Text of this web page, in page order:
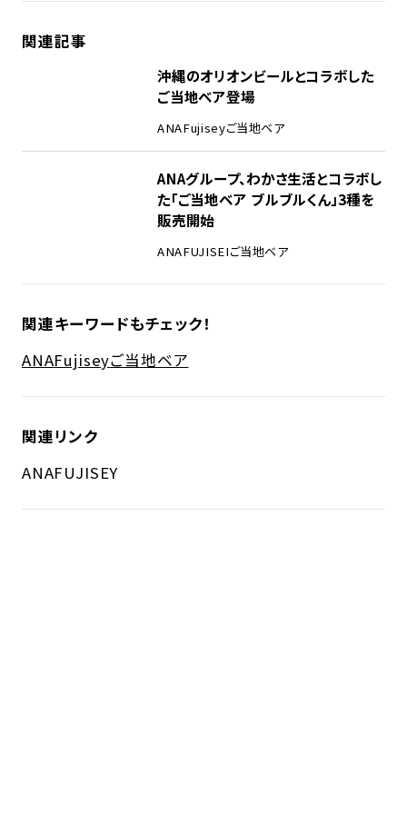
関連記事
沖縄のオリオンビールとコラボした
ご当地ベア登場
ANAFujiseyご当地ベア
ANAグループ、わかさ生活とコラボし
た「ご当地ベア ブルブルくん」3種を
販売開始
ANAFUJISEIご当地ベア
関連キーワードもチェック！
ANAFujiseyご当地ベア
関連リンク
ANAFUJISEY